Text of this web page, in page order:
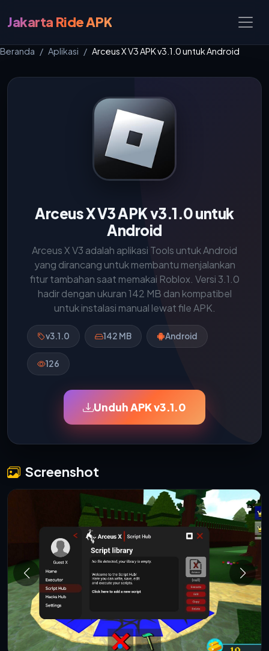
Jakarta Ride APK
Beranda Aplikasi Arceus X V3 APK v3.1.0 untuk Android
Arceus X V3 APK v3.1.0 untuk
Android
Arceus X V3 adalah aplikasi Tools untuk Android
yang dirancang untuk membantu menjalankan
fitur tambahan saat memakai Roblox. Versi 3.1.0
hadir dengan ukuran 142 MB dan kompatibel
untuk instalasi manual lewat file APK.
v3.1.0 142 MB Android
126
Unduh APK v3.1.0
Screenshot